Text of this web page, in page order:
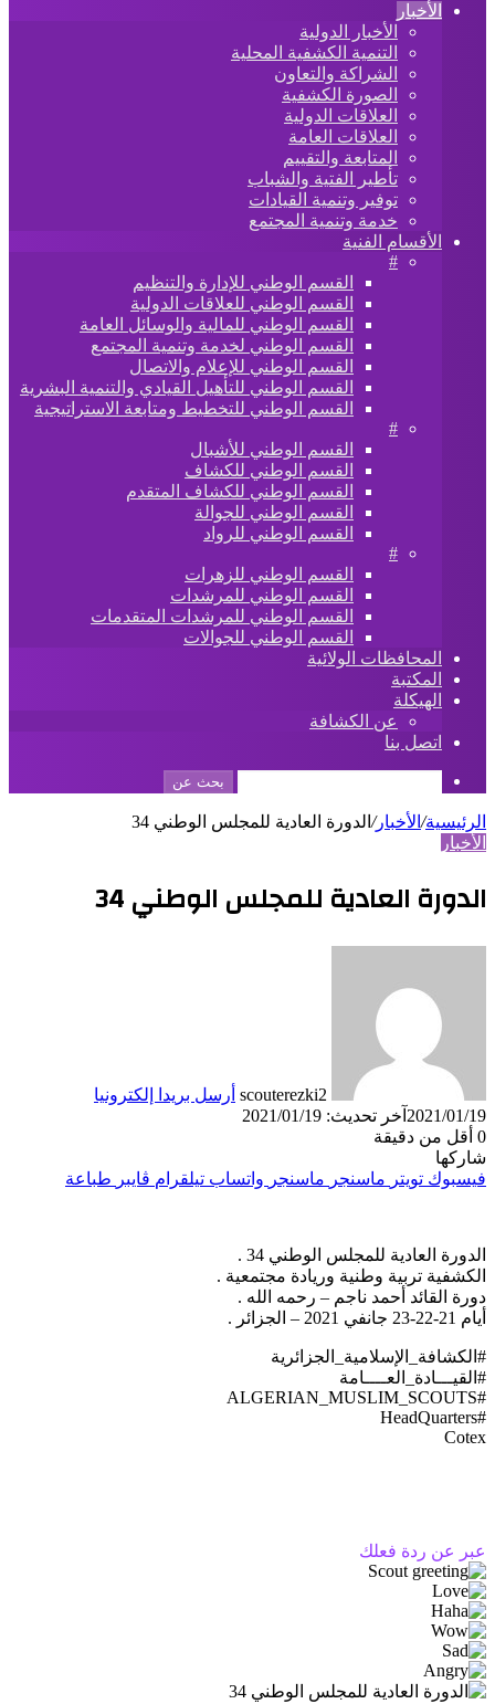
الأخبار
الأخبار الدولية
التنمية الكشفية المحلية
الشراكة والتعاون
الصورة الكشفية
العلاقات الدولية
العلاقات العامة
المتابعة والتقييم
تأطير الفتية والشباب
توفير وتنمية القيادات
خدمة وتنمية المجتمع
الأقسام الفنية
#
القسم الوطني للإدارة والتنظيم
القسم الوطني للعلاقات الدولية
القسم الوطني للمالية والوسائل العامة
القسم الوطني لخدمة وتنمية المجتمع
القسم الوطني للإعلام والاتصال
القسم الوطني للتأهيل القيادي والتنمية البشرية
القسم الوطني للتخطيط ومتابعة الاستراتيجية
#
القسم الوطني للأشبال
القسم الوطني للكشاف
القسم الوطني للكشاف المتقدم
القسم الوطني للجوالة
القسم الوطني للرواد
#
القسم الوطني للزهرات
القسم الوطني للمرشدات
القسم الوطني للمرشدات المتقدمات
القسم الوطني للجوالات
المحافظات الولائية
المكتبة
الهيكلة
عن الكشافة
اتصل بنا
بحث عن
الرئيسية/ الأخبار/ الدورة العادية للمجلس الوطني 34
الأخبار
الدورة العادية للمجلس الوطني 34
scouterezki2 أرسل بريدا إلكترونيا
2021/01/19 آخر تحديث: 2021/01/19
0 أقل من دقيقة
شاركها
فيسبوك تويتر ماسنجر ماسنجر واتساب تيلقرام ڤايبر طباعة
الدورة العادية للمجلس الوطني 34 .
الكشفية تربية وطنية وريادة مجتمعية .
دورة القائد أحمد ناجم – رحمه الله .
أيام 21-22-23 جانفي 2021 – الجزائر .
#الكشافة_الإسلامية_الجزائرية
#القيـــادة_العــــامة
#ALGERIAN_MUSLIM_SCOUTS
#HeadQuarters
Cotex
عبر عن ردة فعلك